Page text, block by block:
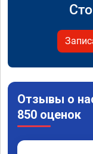
Отзывы о
850 оценок